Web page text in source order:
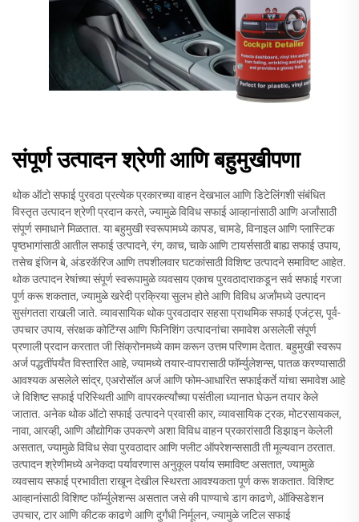
संपूर्ण उत्पादन श्रेणी आणि बहुमुखीपणा
थोक ऑटो सफाई पुरवठा प्रत्येक प्रकारच्या वाहन देखभाल आणि डिटेलिंगशी संबंधित
विस्तृत उत्पादन श्रेणी प्रदान करते, ज्यामुळे विविध सफाई आव्हानांसाठी आणि अर्जांसाठी
संपूर्ण समाधाने मिळतात. या बहुमुखी स्वरूपामध्ये कापड, चामडे, विनाइल आणि प्लास्टिक
पृष्ठभागांसाठी आतील सफाई उत्पादने, रंग, काच, चाके आणि टायर्ससाठी बाह्य सफाई उपाय,
तसेच इंजिन बे, अंडरकॅरिज आणि तपशीलवार घटकांसाठी विशिष्ट उत्पादने समाविष्ट आहेत.
थोक उत्पादन रेषांच्या संपूर्ण स्वरूपामुळे व्यवसाय एकाच पुरवठादाराकडून सर्व सफाई गरजा
पूर्ण करू शकतात, ज्यामुळे खरेदी प्रक्रिया सुलभ होते आणि विविध अर्जांमध्ये उत्पादन
सुसंगतता राखली जाते. व्यावसायिक थोक पुरवठादार सहसा प्राथमिक सफाई एजंट्स, पूर्व-
उपचार उपाय, संरक्षक कोटिंग्स आणि फिनिशिंग उत्पादनांचा समावेश असलेली संपूर्ण
प्रणाली प्रदान करतात जी सिंक्रोनमध्ये काम करून उत्तम परिणाम देतात. बहुमुखी स्वरूप
अर्ज पद्धतींपर्यंत विस्तारित आहे, ज्यामध्ये तयार-वापरासाठी फॉर्म्युलेशन्स, पातळ करण्यासाठी
आवश्यक असलेले सांद्र, एअरोसॉल अर्ज आणि फोम-आधारित सफाईकर्ते यांचा समावेश आहे
जे विशिष्ट सफाई परिस्थिती आणि वापरकर्त्यांच्या पसंतीला ध्यानात घेऊन तयार केले
जातात. अनेक थोक ऑटो सफाई उत्पादने प्रवासी कार, व्यावसायिक ट्रक, मोटरसायकल,
नावा, आरव्ही, आणि औद्योगिक उपकरणे अशा विविध वाहन प्रकारांसाठी डिझाइन केलेली
असतात, ज्यामुळे विविध सेवा पुरवठादार आणि फ्लीट ऑपरेशन्ससाठी ती मूल्यवान ठरतात.
उत्पादन श्रेणीमध्ये अनेकदा पर्यावरणास अनुकूल पर्याय समाविष्ट असतात, ज्यामुळे
व्यवसाय सफाई प्रभावीता राखून देखील स्थिरता आवश्यकता पूर्ण करू शकतात. विशिष्ट
आव्हानांसाठी विशिष्ट फॉर्म्युलेशन्स असतात जसे की पाण्याचे डाग काढणे, ऑक्सिडेशन
उपचार, टार आणि कीटक काढणे आणि दुर्गंधी निर्मूलन, ज्यामुळे जटिल सफाई